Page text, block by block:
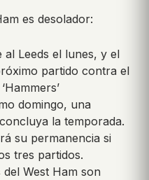
es desolador:
al Leeds el lunes, y el
partido contra el
domingo, una
la temporada.
su permanencia si
tres partidos.
West Ham son